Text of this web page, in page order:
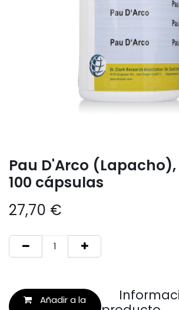
Pau D'Arco
100 cápsulas
27,70 €
Añadir a la